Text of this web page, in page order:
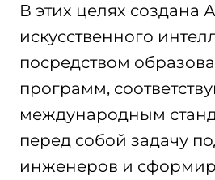
В этих целях создана
искусственного
посредством
программ,
международным
перед собой задачу
инженеров и